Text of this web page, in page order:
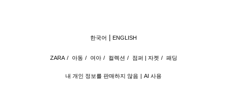
내 개인 정보를 판매하지 않음 AI 사용
ZARA / 아동 / 여아 / 컬렉션 / 점퍼 | 자켓 / 패딩
한국어 ENGLISH